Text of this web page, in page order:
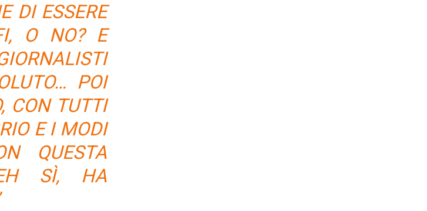
DI ESSERE
O NO? E
POI
CON TUTTI
E I MODI
QUESTA
SÌ, HA